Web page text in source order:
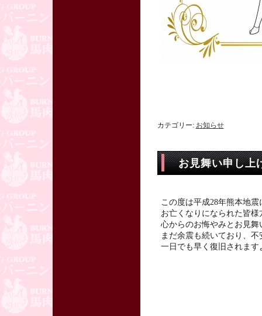
カテゴリー: お知らせ
お見舞い申し上
この度は平成28年熊本地震
お亡くなりになられた皆
心からのお悔やみとお見
まだ余震も続いており、
一日でも早く復旧されま